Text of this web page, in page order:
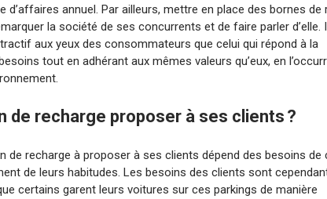
d’affaires annuel. Par ailleurs, mettre en place des bornes de
la société de ses concurrents et de faire parler d’elle. Il
aux yeux des consommateurs que celui qui répond à la
tout en adhérant aux mêmes valeurs qu’eux, en
de recharge proposer à ses clients ?
de recharge à proposer à ses clients dépend des besoins de
de leurs habitudes. Les besoins des clients sont
certains garent leurs voitures sur ces parkings de manière